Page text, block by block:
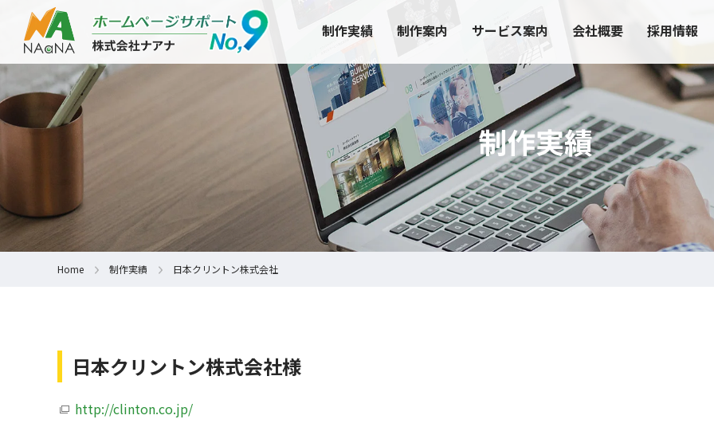
制作実績 制作案内 サービス案内 会社概要 採用情報
制作実績
Home 制作実績 日本クリントン株式会社
日本クリントン株式会社様
http://clinton.co.jp/